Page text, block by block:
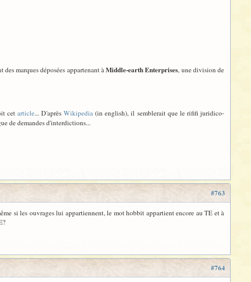
marques déposées appartenant àMiddle-earth Enterprises, une division de
cet article... D'après Wikipedia (in english), il semblerait que le rififi juridico-
de demandes d'interdictions...
#763
si les ouvrages lui appartiennent, le mot hobbit appartient encore au TE et à
#764